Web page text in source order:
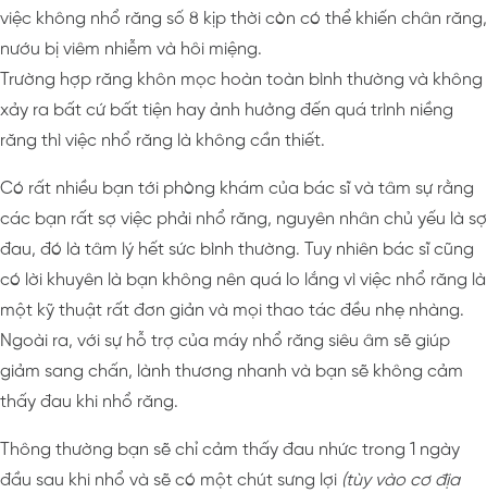
việc không nhổ răng số 8 kịp thời còn có thể khiến chân răng,
nướu bị viêm nhiễm và hôi miệng.
Trường hợp răng khôn mọc hoàn toàn bình thường và không
xảy ra bất cứ bất tiện hay ảnh hưởng đến quá trình niềng
răng thì việc nhổ răng là không cần thiết.
Có rất nhiều bạn tới phòng khám của bác sĩ và tâm sự rằng
các bạn rất sợ việc phải nhổ răng, nguyên nhân chủ yếu là sợ
đau, đó là tâm lý hết sức bình thường. Tuy nhiên bác sĩ cũng
có lời khuyên là bạn không nên quá lo lắng vì việc nhổ răng là
một kỹ thuật rất đơn giản và mọi thao tác đều nhẹ nhàng.
Ngoài ra, với sự hỗ trợ của máy nhổ răng siêu âm sẽ giúp
giảm sang chấn, lành thương nhanh và bạn sẽ không cảm
thấy đau khi nhổ răng.
Thông thường bạn sẽ chỉ cảm thấy đau nhức trong 1 ngày
đầu sau khi nhổ và sẽ có một chút sưng lợi (tùy vào cơ địa